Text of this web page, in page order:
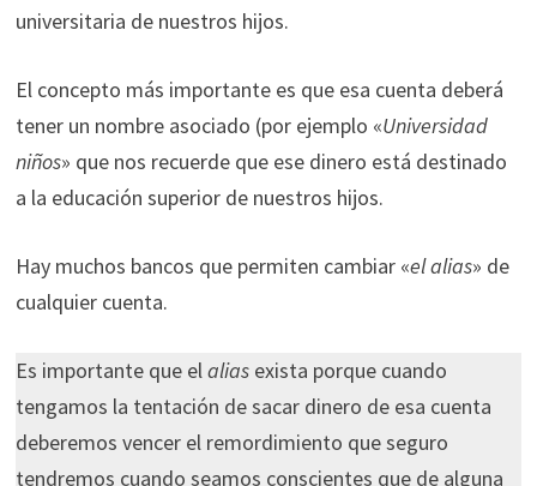
universitaria de nuestros hijos.
El concepto más importante es que esa cuenta deberá
tener un nombre asociado (por ejemplo «Universidad
niños» que nos recuerde que ese dinero está destinado
a la educación superior de nuestros hijos.
Hay muchos bancos que permiten cambiar «el alias» de
cualquier cuenta.
Es importante que elaliasexista porque cuando
tengamos la tentación de sacar dinero de esa cuenta
deberemos vencer el remordimiento que seguro
tendremos cuando seamos conscientes que de alguna